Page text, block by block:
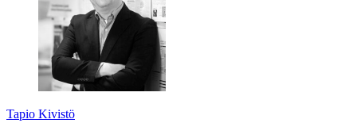
Tapio Kivistö